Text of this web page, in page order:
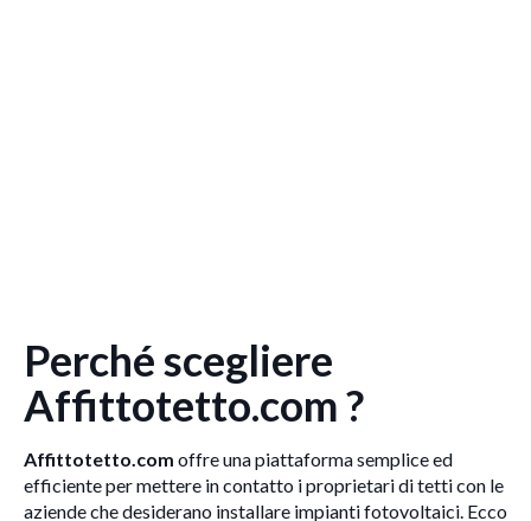
Perché scegliere
Affittotetto.com ?
Affittotetto.com offre una piattaforma semplice ed
efficiente per mettere in contatto i proprietari di tetti con le
aziende che desiderano installare impianti fotovoltaici. Ecco